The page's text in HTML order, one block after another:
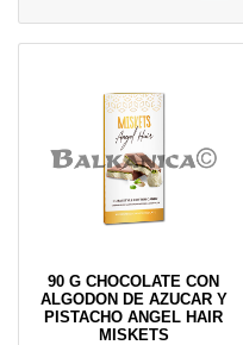
90 G CHOCOLATE CON
ALGODON DE AZUCAR Y
PISTACHO ANGEL HAIR
MISKETS